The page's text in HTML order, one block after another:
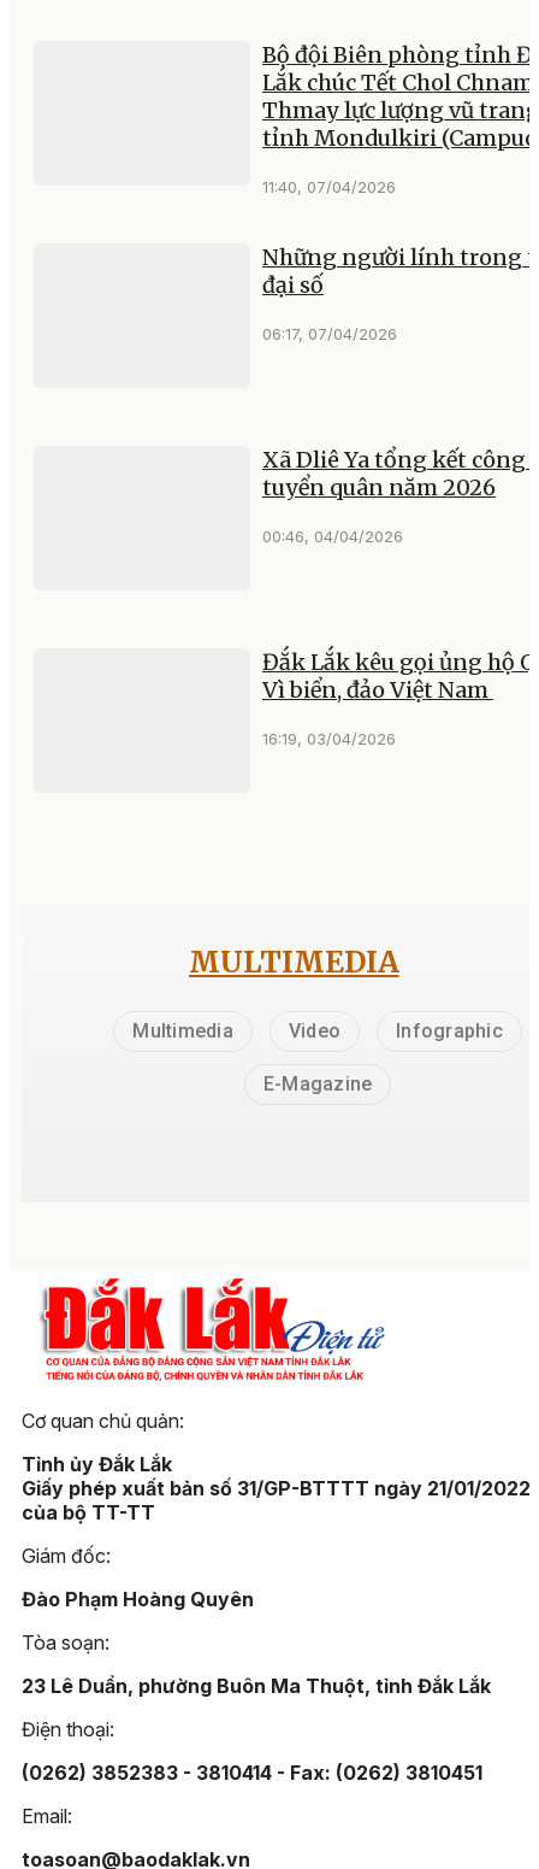
Bộ đội Biên phòng tỉnh
Lắk chúc Tết Chol Chnam
Thmay lực lượng vũ trang
tỉnh Mondulkiri
11:40, 07/04/2026
Những người lính trong
đại số
06:17, 07/04/2026
Xã Dliê Ya tổng kết công
tuyển quân năm 2026
00:46, 04/04/2026
Đắk Lắk kêu gọi ủng hộ
Vì biển, đảo Việt Nam
16:19, 03/04/2026
MULTIMEDIA
Multimedia Video Infographic
E-Magazine
Cơ quan chủ quản:
Tỉnh ủy Đắk Lắk
Giấy phép xuất bản số 31/GP-BTTTT ngày 21/01/2022
của bộ TT-TT
Giám đốc:
Đào Phạm Hoàng Quyên
Tòa soạn:
23 Lê Duẩn, phường Buôn Ma Thuột, tỉnh Đắk Lắk
Điện thoại:
(0262) 3852383 - 3810414 - Fax: (0262) 3810451
Email:
toasoan@baodaklak.vn